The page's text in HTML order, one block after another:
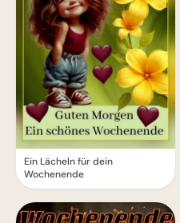
Ein Lächeln für dein
Wochenende